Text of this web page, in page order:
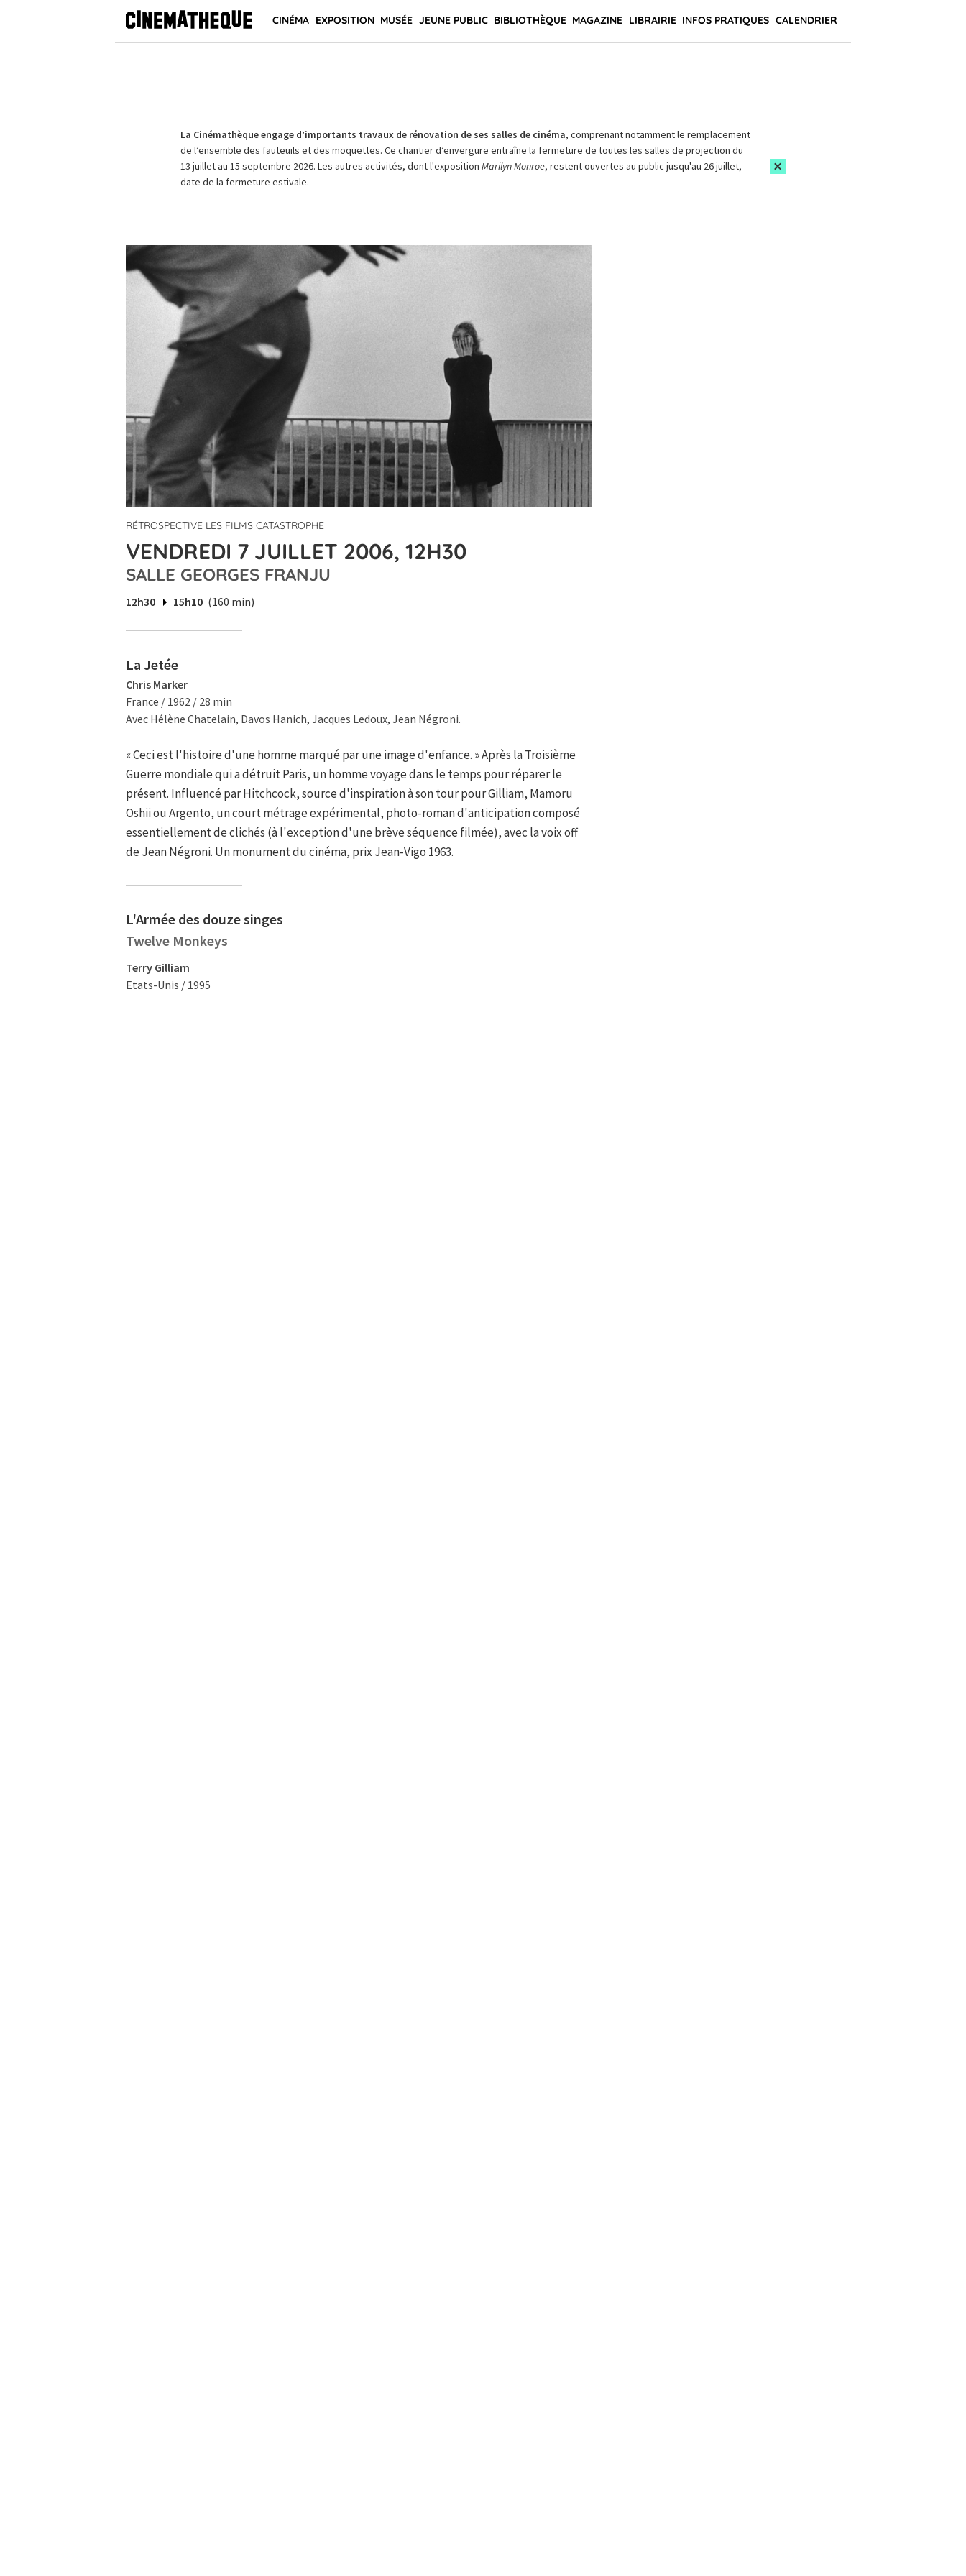
CINÉMA EXPOSITION MUSÉE JEUNE PUBLIC BIBLIOTHÈQUE MAGAZINE LIBRAIRIE INFOS PRATIQUES CALENDRIER
La Cinémathèque engage d’importants travaux de rénovation de ses salles de cinéma, comprenant notamment le remplacement
de l’ensemble des fauteuils et des moquettes. Ce chantier d’envergure entraîne la fermeture de toutes les salles de projection du
13 juillet au 15 septembre 2026. Les autres activités, dont l'exposition Marilyn Monroe, restent ouvertes au public jusqu'au 26 juillet,
date de la fermeture estivale.
RÉTROSPECTIVE LES FILMS CATASTROPHE
VENDREDI 7 JUILLET 2006, 12H30
SALLE GEORGES FRANJU
12h30 15h10 (160 min)
La Jetée
Chris Marker
France / 1962 / 28 min
Avec Hélène Chatelain, Davos Hanich, Jacques Ledoux, Jean Négroni.
« Ceci est l'histoire d'une homme marqué par une image d'enfance. » Après la Troisième
Guerre mondiale qui a détruit Paris, un homme voyage dans le temps pour réparer le
présent. Influencé par Hitchcock, source d'inspiration à son tour pour Gilliam, Mamoru
Oshii ou Argento, un court métrage expérimental, photo-roman d'anticipation composé
essentiellement de clichés (à l'exception d'une brève séquence filmée), avec la voix off
de Jean Négroni. Un monument du cinéma, prix Jean-Vigo 1963.
L'Armée des douze singes
Twelve Monkeys
Terry Gilliam
Etats-Unis / 1995